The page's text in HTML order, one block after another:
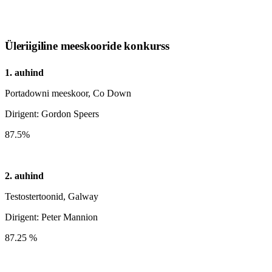
Üleriigiline meeskooride konkurss
1. auhind
Portadowni meeskoor, Co Down
Dirigent: Gordon Speers
87.5%
2. auhind
Testostertoonid, Galway
Dirigent: Peter Mannion
87.25 %